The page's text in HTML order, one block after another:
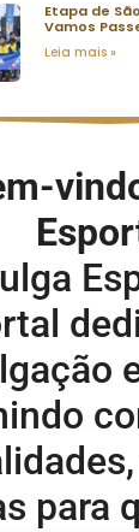
Etapa de
Vamos
Leia mais »
para